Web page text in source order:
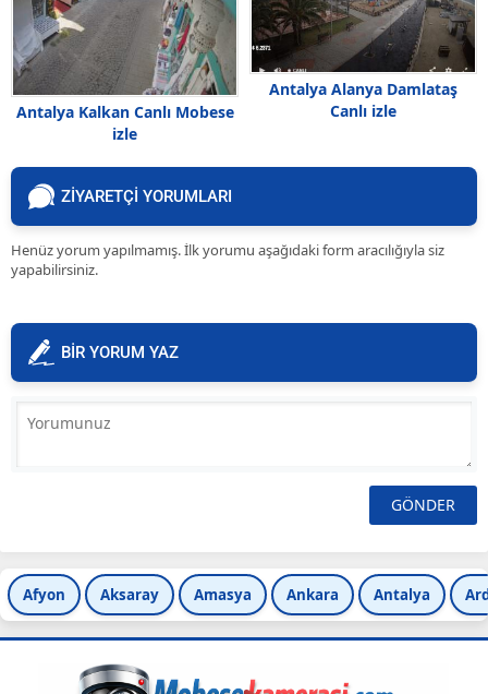
Antalya Kalkan Canlı Mobese
izle
Antalya Alanya Damlataş
Canlı izle
ZİYARETÇİ YORUMLARI
Henüz yorum yapılmamış. İlk yorumu aşağıdaki form aracılığıyla siz
yapabilirsiniz.
BİR YORUM YAZ
Afyon Aksaray Amasya Ankara Antalya